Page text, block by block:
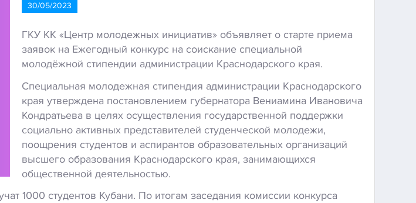
30/05/2023
ГКУ КК «Центр молодежных инициатив» объявляет о старте приема
заявок на Ежегодный конкурс на соискание специальной
молодёжной стипендии администрации Краснодарского края.
Специальная молодежная стипендия администрации Краснодарского
края утверждена постановлением губернатора Вениамина Ивановича
Кондратьева в целях осуществления государственной поддержки
социально активных представителей студенческой молодежи,
поощрения студентов и аспирантов образовательных организаций
высшего образования Краснодарского края, занимающихся
общественной деятельностью.
1000 студентов Кубани. По итогам заседания комиссии конкурса